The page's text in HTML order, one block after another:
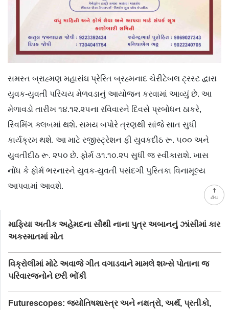
ટોચ
સમસ્ત બ્રાહ્મણ મહાસંઘ પ્રેરિત બ્રહ્મનાદ ચેરીટેબલ ટ્રસ્ટ દ્વારા
યુવક-યુવતી પરિચય મેળવડાનું આયોજન કરવામાં આવ્યું છે. આ
મેળાવડો તારીખ ૧૪.૧૨.૨૫ના રવિવારને દિવસે પ્રબોધન ઠાકરે,
સ્વિમિંગ ક્લબમાં થશે. સમય બપોરે ત્રણથી સાંજે સાત સુધી
કાર્યક્રમ થશે. આ માટે રજીસ્ટ્રેશન ફી યુવકદીઠ રૂ. ૫૦૦ અને
યુવતીદીઠ રૂ. ૨૫૦ છે. ફોર્મ ૩૧.૧૦.૨૫ સુધી જ સ્વીકારાશે. ખાસ
નોંધ કે ફોર્મ ભરનારને યુવક-યુવતી પસંદગી પુસ્તિકા વિનામૂલ્ય
આપવામાં આવશે.
માફિયા અતીક અહેમદના સૌથી નાના પુત્ર અબાનનું ઝાંસીમાં કાર
અકસ્માતમાં મોત
વિક્રોલીમાં મોટે અવાજે ગીત વગાડવાને મામલે શખ્સે પોતાના જ
પરિવારજનોને છરી ભોંકી
Futurescopes: જ્યોતિષશાસ્ત્ર અને નક્ષત્રો, અર્થ, પ્રતીકો,